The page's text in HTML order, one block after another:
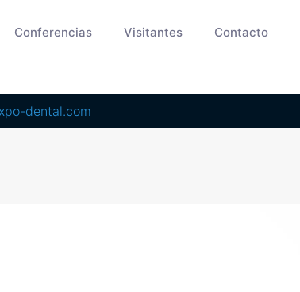
Conferencias Visitantes Contacto
dental.com